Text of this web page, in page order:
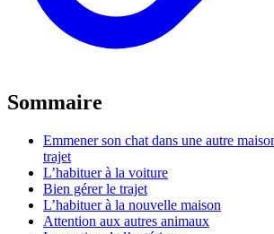
Sommaire
Emmener son chat dans une autre
trajet
L’habituer à la voiture
Bien gérer le trajet
L’habituer à la nouvelle maison
Attention aux autres animaux